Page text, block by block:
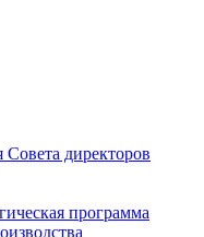
директоров
программа